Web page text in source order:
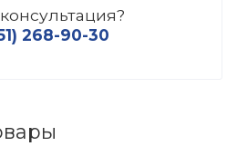
268-90-30